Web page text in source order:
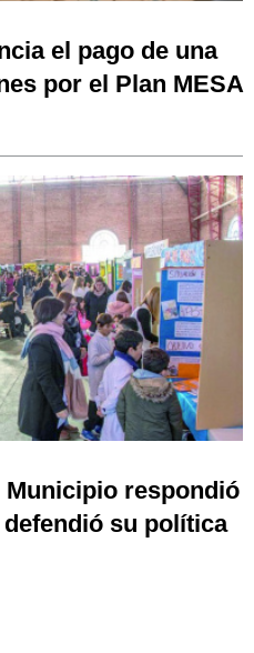
el pago de una
por el Plan MESA
Municipio respondió
su política